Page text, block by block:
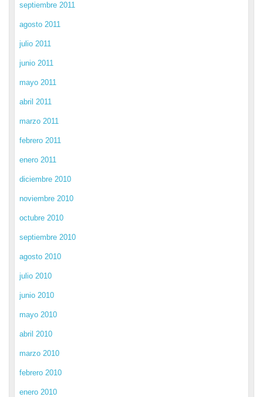
septiembre 2011
agosto 2011
julio 2011
junio 2011
mayo 2011
abril 2011
marzo 2011
febrero 2011
enero 2011
diciembre 2010
noviembre 2010
octubre 2010
septiembre 2010
agosto 2010
julio 2010
junio 2010
mayo 2010
abril 2010
marzo 2010
febrero 2010
enero 2010